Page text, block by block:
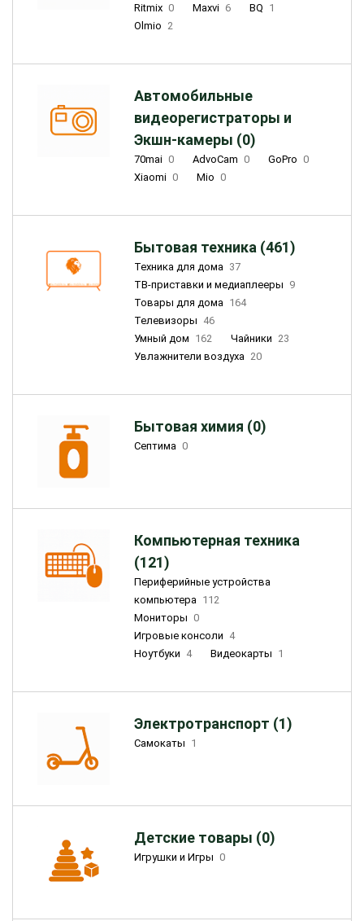
Ritmix 0 Maxvi 6 BQ 1
Olmio 2
Автомобильные
видеорегистраторы и
Экшн-камеры (0)
70mai 0 AdvoCam 0 GoPro 0
Xiaomi 0 Mio 0
Бытовая техника (461)
Техника для дома 37
ТВ-приставки и медиаплееры 9
Товары для дома 164
Телевизоры 46
Умный дом 162 Чайники 23
Увлажнители воздуха 20
Бытовая химия (0)
Септима 0
Компьютерная техника
(121)
Периферийные устройства
компьютера 112
Мониторы 0
Игровые консоли 4
Ноутбуки 4 Видеокарты 1
Электротранспорт (1)
Самокаты 1
Детские товары (0)
Игрушки и Игры 0